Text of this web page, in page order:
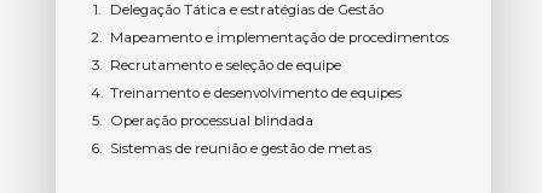
Delegação Tática e estratégias de Gestão
Mapeamento e implementação de procedimentos
Recrutamento e seleção de equipe
Treinamento e desenvolvimento de equipes
Operação processual blindada
Sistemas de reunião e gestão de metas